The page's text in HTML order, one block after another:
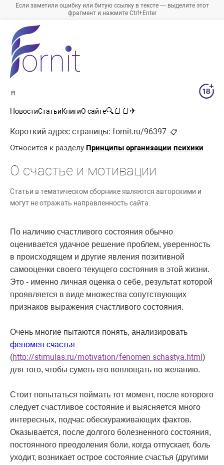
Если заметили ошибку или битую ссылку в тексте — выделите этот
фрагмент и нажмите Ctrl+Enter
🚪
НовостиСтатьиКнигиО сайте🔍 📄 📄 ✈
Короткий адрес страницы: fornit.ru/96397 📋
Относится к разделу Принципы организации психики
О счастье и мотивации
Статьи в тематическом сборнике являются авторскими и
могут не отражать направленность сайта.
По наличию счастливого состояния обычно
оценивается удачное решение проблем, уверенность
в происходящем и другие явления позитивной
самооценки своего текущего состояния в этой жизни.
Это - именно личная оценка о себе, результат которой
проявляется в виде множества сопутствующих
признаков выражения счастливого состояния.
Очень многие пытаются понять, анализировать
феномен счастья
(http://stimulas.ru/motivation/fenomen-schastya.html )
для того, чтобы суметь его воплощать по желанию.
Стоит попытаться поймать тот момент, после которого
следует счастливое состояние и выясняется много
интересных, подчас обескураживающих фактов.
Оказывается, после долгого болезненного состояния,
постоянного преодоления боли, когда отпускает, боль
уходит, возникает острое состояние счастья (другими